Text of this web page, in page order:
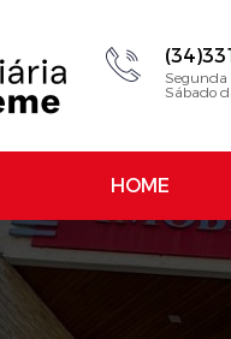
Segunda
Sábado
HOME